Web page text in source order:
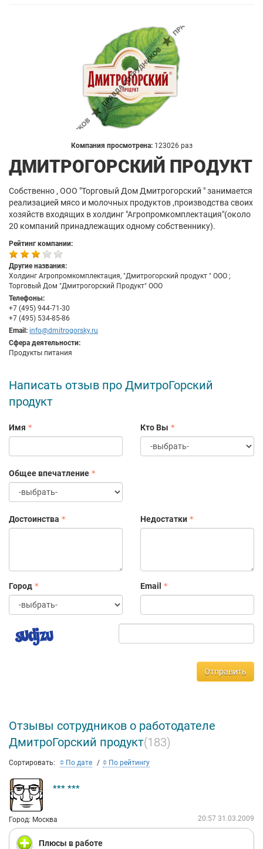
Компания просмотрена: 123026 раз
ДМИТРОГОРСКИЙ ПРОДУКТ
Собственно , ООО "Торговый Дом Дмитрогорский " занимается
реализацией мясо и молочных продуктов ,производства своих
хозяйств входящих в холдинг "Агропромкомплектация"(около
20 компаний принадлежащих одному собственнику).
Рейтинг компании:
Другие названия:
Холдинг Агропромкомплектация, "Дмитрогорский продукт " ООО ;
Торговый Дом "Дмитрогорский Продукт" ООО
Телефоны:
+7 (495) 944-71-30
+7 (495) 534-85-86
Email: info@dmitrogorsky.ru
Сфера деятельности:
Продукты питания
Написать отзыв про ДмитроГорский
продукт
Имя Кто Вы
Общее впечатление
Достоинства Недостатки
Город Email
Отправить
Отзывы сотрудников о работодателе
ДмитроГорский продукт(183)
Сортировать: По дате По рейтингу
*** ***
Город: Москва 20:57 31.03.2009
Плюсы в работе